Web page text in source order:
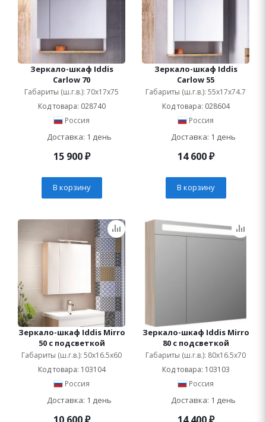
Зеркало-шкаф Iddis
Carlow 70
Габариты (ш.г.в.): 70x17x75
Код товара: 028740
Россия
Доставка: 1 день
15 900₽
В корзину
Зеркало-шкаф Iddis
Carlow 55
Габариты (ш.г.в.): 55x17x74.7
Код товара: 028604
Россия
Доставка: 1 день
14 600₽
В корзину
Зеркало-шкаф Iddis Mirro
50 с подсветкой
Габариты (ш.г.в.): 50x16.5x60
Код товара: 103104
Россия
Доставка: 1 день
Зеркало-шкаф Iddis Mirro
80 с подсветкой
Габариты (ш.г.в.): 80x16.5x70
Код товара: 103103
Россия
Доставка: 1 день